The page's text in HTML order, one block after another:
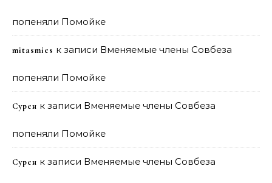
попеняли Помойке
mitasmies к записи Вменяемые члены Совбеза
попеняли Помойке
Сурен к записи Вменяемые члены Совбеза
попеняли Помойке
Сурен к записи Вменяемые члены Совбеза